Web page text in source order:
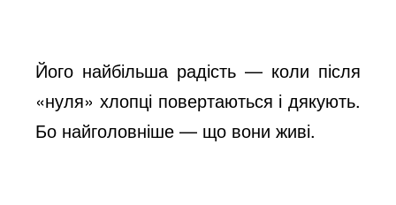
Його найбільша радість — коли після
«нуля» хлопці повертаються і дякують.
Бо найголовніше — що вони живі.